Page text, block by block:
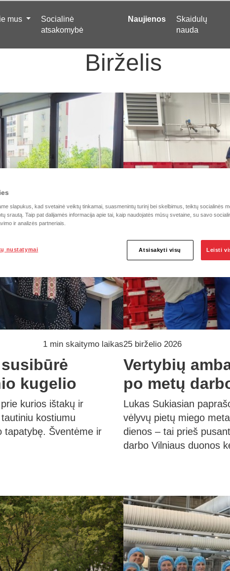
mus
Socialinė
atsakomybė
Naujienos
Skaidulų
nauda
Birželis
1 min skaitymo laikas
kugelio
kurios ištakų ir
kostiumu
tapatybę. Šventėme ir
25 birželio 2026
Vertybių
po metų
Lukas Sukiasian
vėlyvų pietų miego
dienos – tai prieš
darbo Vilniaus duonos
slapukus, kad svetainė veiktų tinkamai, suasmenintų turinį bei skelbimus, teiktų socialinės
srautą. Taip pat dalijamės informacija apie tai, kaip naudojatės mūsų svetaine, su savo
ir analizės partneriais.
nustatymai Atsisakyti visų Leisti